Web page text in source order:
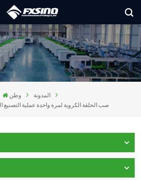
وطن
المدونة
صب الحلقة الكروية لمرة واحدة عملية التصنيع